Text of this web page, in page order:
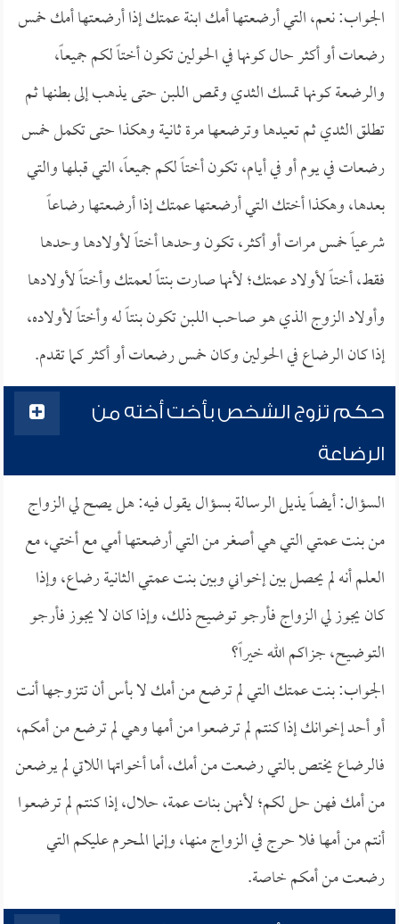
الجواب: نعم، التي أرضعتها أمك ابنة عمتك إذا أرضعتها أمك خمس
رضعات أو أكثر حال كونها في الحولين تكون أختاً لكم جميعاً،
والرضعة كونها تمسك الثدي وتمص اللبن حتى يذهب إلى بطنها ثم
تطلق الثدي ثم تعيدها وترضعها مرة ثانية وهكذا حتى تكمل خمس
رضعات في يوم أو في أيام، تكون أختاً لكم جميعاً، التي قبلها والتي
بعدها، وهكذا أختك التي أرضعتها عمتك إذا أرضعتها رضاعاً
شرعياً خمس مرات أو أكثر، تكون وحدها أختاً لأولادها وحدها
فقط، أختاً لأولاد عمتك؛ لأنها صارت بنتاً لعمتك وأختاً لأولادها
وأولاد الزوج الذي هو صاحب اللبن تكون بنتاً له وأختاً لأولاده،
إذا كان الرضاع في الحولين وكان خمس رضعات أو أكثر كما تقدم.
حكم تزوج الشخص بأخت أخته من
الرضاعة
السؤال: أيضاً يذيل الرسالة بسؤال يقول فيه: هل يصح لي الزواج
من بنت عمتي التي هي أصغر من التي أرضعتها أمي مع أختي، مع
العلم أنه لم يحصل بين إخواني وبين بنت عمتي الثانية رضاع، وإذا
كان يجوز لي الزواج فأرجو توضيح ذلك، وإذا كان لا يجوز فأرجو
التوضيح، جزاكم الله خيراً؟
الجواب: بنت عمتك التي لم ترضع من أمك لا بأس أن تتزوجها أنت
أو أحد إخوانك إذا كنتم لم ترضعوا من أمها وهي لم ترضع من أمكم،
فالرضاع يختص بالتي رضعت من أمك، أما أخواتها اللاتي لم يرضعن
من أمك فهن حل لكم؛ لأنهن بنات عمة، حلال، إذا كنتم لم ترضعوا
أنتم من أمها فلا حرج في الزواج منها، وإنما المحرم عليكم التي
رضعت من أمكم خاصة.